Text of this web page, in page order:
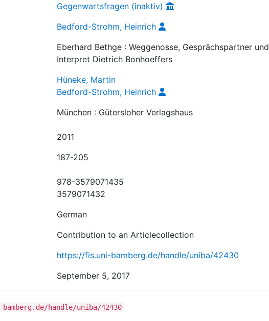
Gegenwartsfragen (inaktiv)
Bedford-Strohm, Heinrich
Eberhard Bethge : Weggenosse, Gesprächspartner und
Interpret Dietrich Bonhoeffers
Hüneke, Martin
Bedford-Strohm, Heinrich
München : Gütersloher Verlagshaus
2011
187-205
978-3579071435
3579071432
German
Contribution to an Articlecollection
https://fis.uni-bamberg.de/handle/uniba/42430
September 5, 2017
handle/uniba/42430